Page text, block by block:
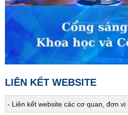
Người một nhà - Tập
05:05
S - Việt Nam
Đặc sản ở Thượng
05:10
Cựu chiến binh Việt
05:30 Chào buổi sáng
LIÊN KẾT WEBSITE